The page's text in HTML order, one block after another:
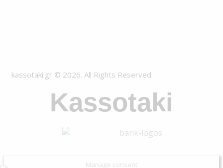
kassotaki.gr © 2026. All Rights Reserved.
Kassotaki
Manage consent